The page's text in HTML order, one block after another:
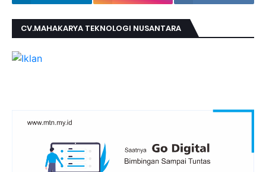
CV.MAHAKARYA TEKNOLOGI NUSANTARA